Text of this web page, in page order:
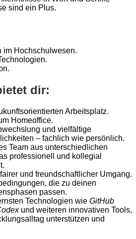
sind ein Plus.
im Hochschulwesen.
dir:
Arbeitsplatz.
Homeoffice.
und vielfältige
– fachlich wie persönlich.
Team aus unterschiedlichen
professionell und kollegial
und freundschaftlicher Umgang.
die zu deinen
passen.
Technologien wie GitHub
und weiteren innovativen Tools,
unterstützen und